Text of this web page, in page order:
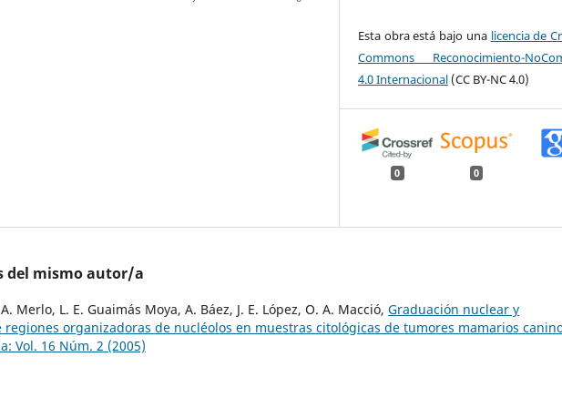
Esta obra está bajo una licencia de
Commons Reconocimiento-
4.0 Internacional (CC BY-NC 4.0)
0 0
del mismo autor/a
Merlo, L. E. Guaimás Moya, A. Báez, J. E. López, O. A. Macció, Graduación nuclear y
organizadoras de nucléolos en muestras citológicas de tumores mamarios
Vol. 16 Núm. 2 (2005)